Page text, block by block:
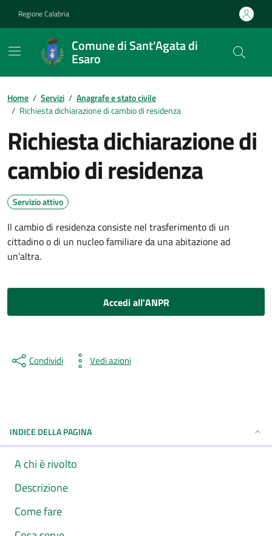
Regione Calabria
Comune di Sant'Agata di
Esaro
Home / Servizi / Anagrafe e stato civile
/ Richiesta dichiarazione di cambio di residenza
Richiesta dichiarazione di
cambio di residenza
Servizio attivo
Il cambio di residenza consiste nel trasferimento di un
cittadino o di un nucleo familiare da una abitazione ad
un'altra.
Accedi all'ANPR
Condividi Vedi azioni
INDICE DELLA PAGINA
A chi è rivolto
Descrizione
Come fare